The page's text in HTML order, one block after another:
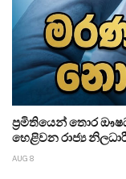
ප්‍රමිතියෙන් තොර
හෙළිවන රාජ්‍ය
AUG 8